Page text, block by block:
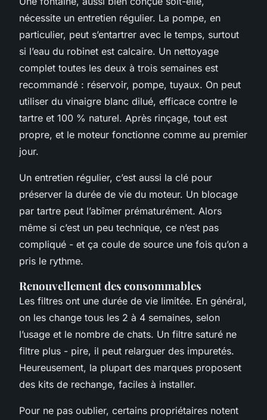
nécessite un entretien régulier. La pompe, en
particulier, peut s’entartrer avec le temps, surtout
si l’eau du robinet est calcaire. Un nettoyage
complet toutes les deux à trois semaines est
recommandé : réservoir, pompe, tuyaux. On peut
utiliser du vinaigre blanc dilué, efficace contre le
tartre et 100 % naturel. Après rinçage, tout est
propre, et le moteur fonctionne comme au premier
jour.
Un entretien régulier, c’est aussi la clé pour
préserver la durée de vie du moteur. Un blocage
par tartre peut l’abîmer prématurément. Alors
même si c’est un peu technique, ce n’est pas
compliqué - et ça coule de source une fois qu’on a
pris le rythme.
Renouvellement des consommables
Les filtres ont une durée de vie limitée. En général,
on les change tous les 2 à 4 semaines, selon
l’usage et le nombre de chats. Un filtre saturé ne
filtre plus - pire, il peut relarguer des impuretés.
Heureusement, la plupart des marques proposent
des kits de rechange, faciles à installer.
Pour ne pas oublier, certains propriétaires notent